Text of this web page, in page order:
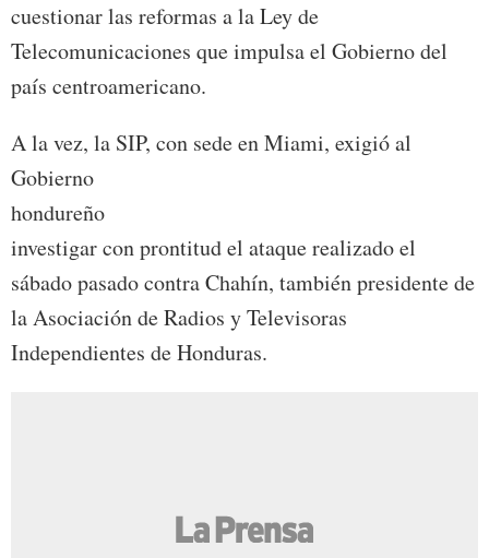
cuestionar las reformas a la Ley de
Telecomunicaciones que impulsa el Gobierno del
país centroamericano.
A la vez, la SIP, con sede en Miami, exigió al
Gobierno
hondureño
investigar con prontitud el ataque realizado el
sábado pasado contra Chahín, también presidente de
la Asociación de Radios y Televisoras
Independientes de Honduras.